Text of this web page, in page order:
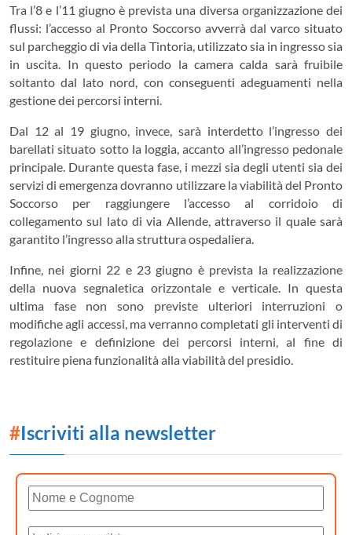
Tra l’8 e l’11 giugno è prevista una diversa organizzazione dei
flussi: l’accesso al Pronto Soccorso avverrà dal varco situato
sul parcheggio di via della Tintoria, utilizzato sia in ingresso sia
in uscita. In questo periodo la camera calda sarà fruibile
soltanto dal lato nord, con conseguenti adeguamenti nella
gestione dei percorsi interni.
Dal 12 al 19 giugno, invece, sarà interdetto l’ingresso dei
barellati situato sotto la loggia, accanto all’ingresso pedonale
principale. Durante questa fase, i mezzi sia degli utenti sia dei
servizi di emergenza dovranno utilizzare la viabilità del Pronto
Soccorso per raggiungere l’accesso al corridoio di
collegamento sul lato di via Allende, attraverso il quale sarà
garantito l’ingresso alla struttura ospedaliera.
Infine, nei giorni 22 e 23 giugno è prevista la realizzazione
della nuova segnaletica orizzontale e verticale. In questa
ultima fase non sono previste ulteriori interruzioni o
modifiche agli accessi, ma verranno completati gli interventi di
regolazione e definizione dei percorsi interni, al fine di
restituire piena funzionalità alla viabilità del presidio.
#Iscriviti alla newsletter